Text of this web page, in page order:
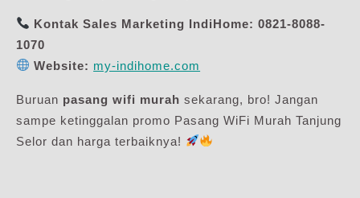
Kontak Sales Marketing IndiHome: 0821-8088-
1070
Website: my-indihome.com
Buruan pasang wifi murah sekarang, bro! Jangan
sampe ketinggalan promo Pasang WiFi Murah Tanjung
Selor dan harga terbaiknya!